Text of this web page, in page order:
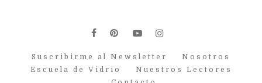
facebook
pinterest
youtubeinstagram
Suscribirme al Newsletter
Nosotros
Escuela de Vidrio
Nuestros Lectores